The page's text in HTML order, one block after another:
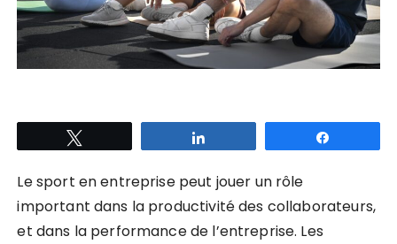
Le sport en entreprise peut jouer un rôle
important dans la productivité des collaborateurs,
et dans la performance de l’entreprise. Les